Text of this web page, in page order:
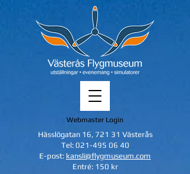
Hässlögatan 16, 721 31 Västerås
Tel: 021-495 06 40
E-post: kansli@flygmuseum.com
Entré: 150 kr
Webmaster Login